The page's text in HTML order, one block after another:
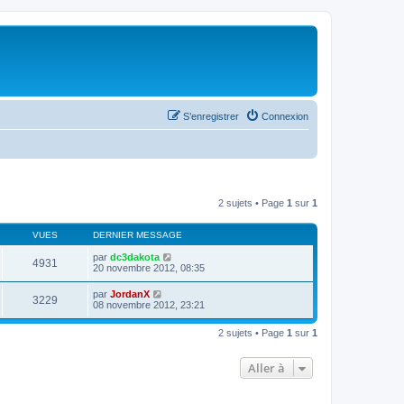
Connexion
S’enregistrer
2 sujets • Page 1 sur 1
VUES DERNIER MESSAGE
4931 par dc3dakota
20 novembre 2012, 08:35
3229 par JordanX
08 novembre 2012, 23:21
2 sujets • Page 1 sur 1
Aller à